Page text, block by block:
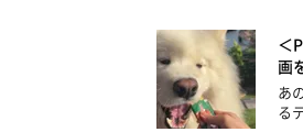
＜
画
あ
る